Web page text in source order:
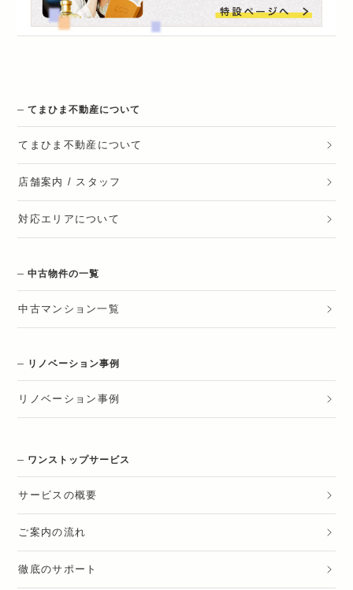
てまひま不動産について
てまひま不動産 について
店舗案内 / スタッフ
対応エリアについて
中古物件の一覧
中古マンション一覧
リノベーション事例
リノベーション 事例
ワンストップサービス
サービスの概要
ご案内の流れ
徹底のサポート